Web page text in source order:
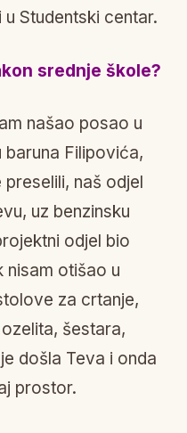
Studentski centar.
srednje škole?
našao posao u
baruna Filipovića,
naš odjel
uz benzinsku
odjel bio
nisam otišao u
za crtanje,
šestara,
došla Teva i onda
prostor.